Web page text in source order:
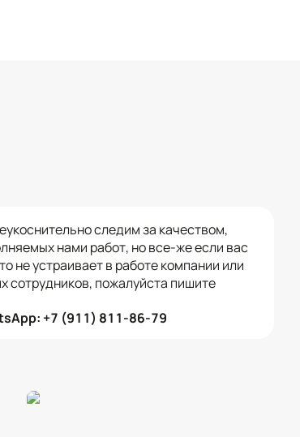
следим за качеством,
нами работ, но все-же если вас
не устраивает в работе компании или
сотрудников, пожалуйста пишите
+7 (911) 811-86-79